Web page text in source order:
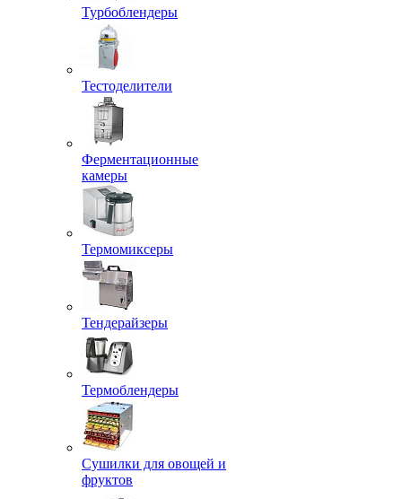
Турбоблендеры
Тестоделители
Ферментационные
камеры
Термомиксеры
Тендерайзеры
Термоблендеры
Сушилки для овощей и
фруктов